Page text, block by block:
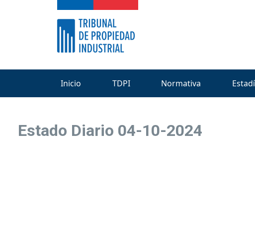
Inicio TDPI Normativa
Estado Diario 04-10-2024